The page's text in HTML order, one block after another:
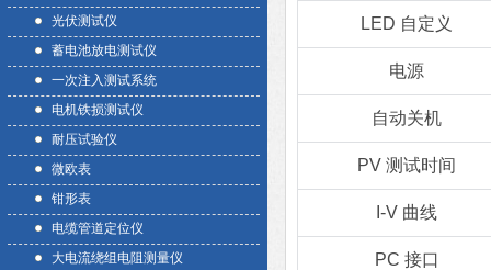
光伏测试仪
蓄电池放电测试仪
一次注入测试系统
电机铁损测试仪
耐压试验仪
微欧表
钳形表
电缆管道定位仪
大电流绕组电阻测量仪
LED 自定义
电源
自动关机
PV 测试时间
I-V 曲线
PC 接口